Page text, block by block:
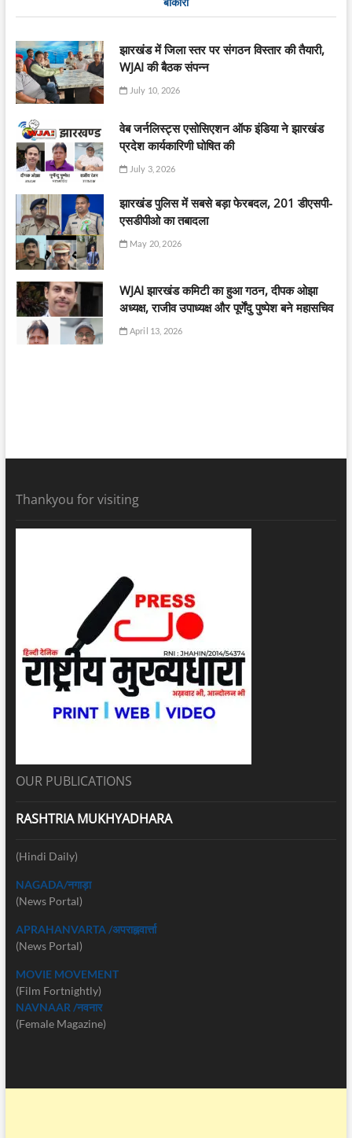
झारखंड में जिला स्तर पर संगठन विस्तार की तैयारी,
WJAI की बैठक संपन्न
July 10, 2026
वेब जर्नलिस्ट्स एसोसिएशन ऑफ इंडिया ने झारखंड
प्रदेश कार्यकारिणी घोषित की
July 3, 2026
झारखंड पुलिस में सबसे बड़ा फेरबदल, 201 डीएसपी-
एसडीपीओ का तबादला
May 20, 2026
WJAI झारखंड कमिटी का हुआ गठन, दीपक ओझा
अध्यक्ष, राजीव उपाध्यक्ष और पूर्णेंदु पुष्पेश बने महासचिव
April 13, 2026
Thankyou for visiting
OUR PUBLICATIONS
RASHTRIA MUKHYADHARA
(Hindi Daily)
NAGADA/नगाड़ा
(News Portal)
APRAHANVARTA /अपराह्नवार्त्ता
(News Portal)
MOVIE MOVEMENT
(Film Fortnightly)
NAVNAAR /नवनार
(Female Magazine)